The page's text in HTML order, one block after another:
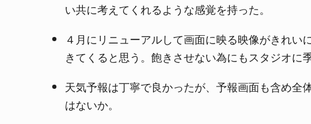
い共に考えてくれるような感覚を持った。
４月にリニューアルして画面に映る映像がきれ
きてくると思う。飽きさせない為にもスタジオに
天気予報は丁寧で良かったが、予報画面も含め全
はないか。